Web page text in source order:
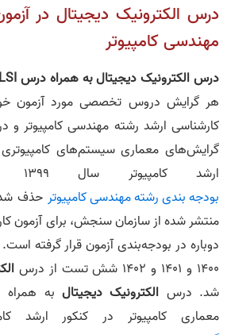
درس الکترونیک دیجیتال در
مهندسی کامپیوتر
درس الکترونیک دیجیتال به همراه درس VLSI
هر گرایش دروس تخصصی مورد آزمون
کارشناسی ارشد رشته مهندسی کامپیوتر
گرایش‌های معماری سیستم‌های
ارشد کامپیوتر سال 1399 این درس از
بودجه ‌بندی رشته مهندسی کامپیوتر حذف شد
دوباره در بودجه‌بندی آزمون قرار گرفته است.
1400 و 1401 و 1402 شش تست از درس
شد. درس الکترونیک دیجیتال به
معماری کامپیوتر در کنکور ارشد کامپیوتر